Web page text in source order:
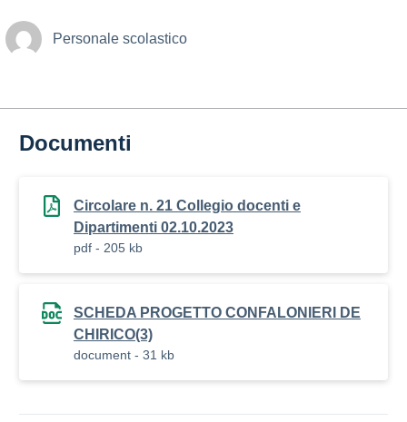
Personale scolastico
Documenti
Circolare n. 21 Collegio docenti e
Dipartimenti 02.10.2023
pdf - 205 kb
SCHEDA PROGETTO CONFALONIERI DE
CHIRICO(3)
document - 31 kb